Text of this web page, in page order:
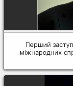
Перший
міжнародних